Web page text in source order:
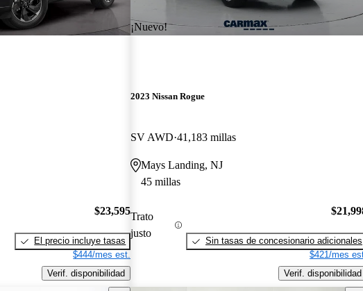
$23,595
El precio incluye tasas
$444/mes est.
Verif. disponibilidad
¡Nuevo!
2023 Nissan Rogue
SV AWD 41,183 millas
Mays Landing, NJ
45 millas
Trato
justo
Sin tasas de concesionario adicionales
$421/mes
Verif. disponibilidad